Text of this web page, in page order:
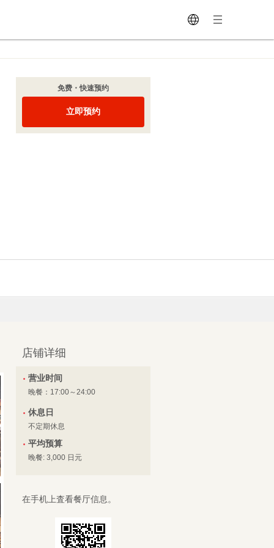
免费・快速预约
立即预约
店铺详细
营业时间
晚餐：17:00～24:00
休息日
不定期休息
平均预算
晚餐: 3,000 日元
在手机上査看餐厅信息。